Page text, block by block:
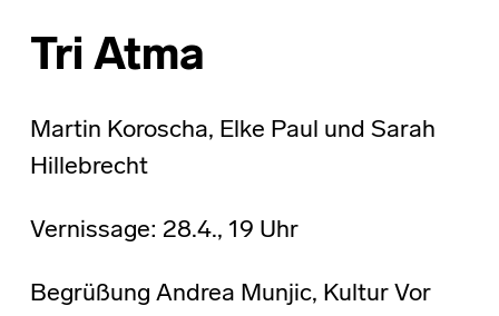
Tri Atma
Martin Koroscha, Elke Paul und Sarah
Hillebrecht
Vernissage: 28.4., 19 Uhr
Begrüßung Andrea Munjic, Kultur Vor